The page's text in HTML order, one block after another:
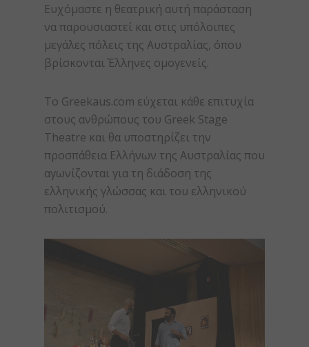
Ευχόμαστε η θεατρική αυτή παράσταση
να παρουσιαστεί και στις υπόλοιπες
μεγάλες πόλεις της Αυστραλίας, όπου
βρίσκονται Έλληνες ομογενείς.
Το Greekaus.com εύχεται κάθε επιτυχία
στους ανθρώπους του Greek Stage
Theatre και θα υποστηρίζει την
προσπάθεια Ελλήνων της Αυστραλίας που
αγωνίζονται για τη διάδοση της
ελληνικής γλώσσας και του ελληνικού
πολιτισμού.